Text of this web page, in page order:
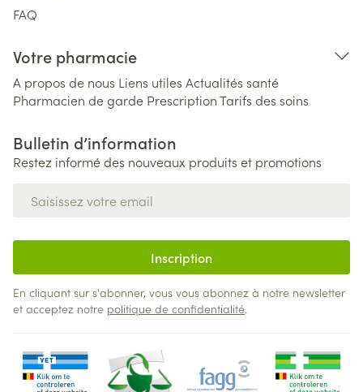
FAQ
Votre pharmacie
A propos de nous Liens utiles Actualités santé
Pharmacien de garde PrescriptionTarifs des soins
Bulletin d’information
Restez informé des nouveaux produits et promotions
Inscription
En cliquant sur s'abonner, vous vous abonnez à notre newsletter
et acceptez notre politique de confidentialité.